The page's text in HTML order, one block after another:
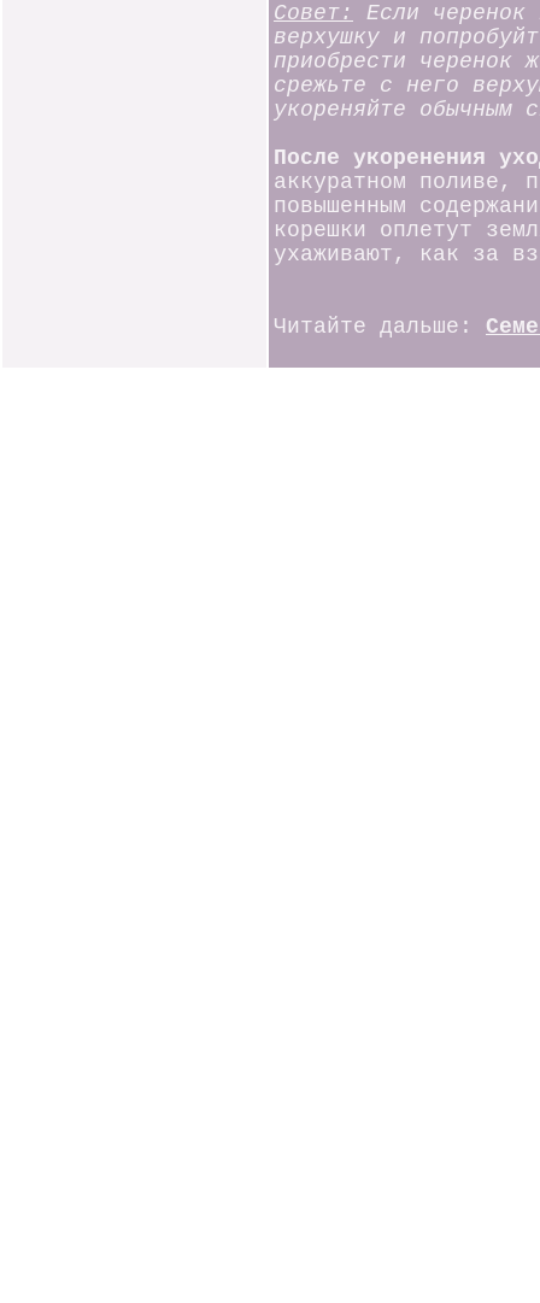
Совет:
Если черенок
верхушку и
приобрести черенок
срежьте с него
укореняйте обычным
После укоренения
аккуратном поливе,
повышенным
корешки оплетут
ухаживают, как за
Читайте дальше: